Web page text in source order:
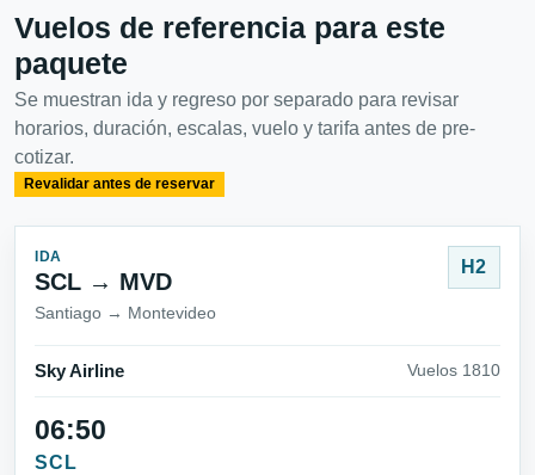
Vuelos de referencia para este
paquete
Se muestran ida y regreso por separado para revisar
horarios, duración, escalas, vuelo y tarifa antes de pre-
cotizar.
Revalidar antes de reservar
IDA
SCL → MVD
Santiago → Montevideo
H2
Sky Airline Vuelos 1810
06:50
SCL